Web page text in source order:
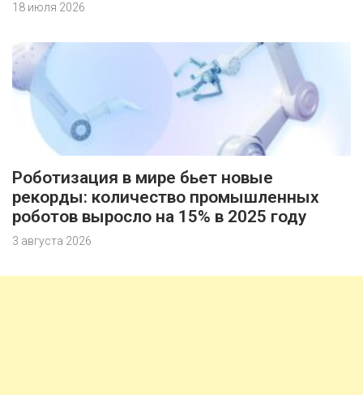
18 июля 2026
Роботизация в мире бьет новые
рекорды: количество промышленных
роботов выросло на 15% в 2025 году
3 августа 2026